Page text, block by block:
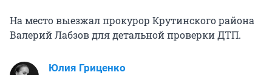
На место выезжал прокурор Крутинского района
Валерий Лабзов для детальной проверки ДТП.
Юлия Гриценко